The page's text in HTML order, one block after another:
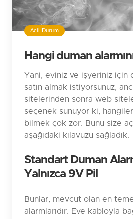
Acil Durum
Hangi duman
Yani, eviniz ve işyeriniz için
satın almak istiyorsunuz,
sitelerinden sonra web
seçenek sunuyor ki,
bilmek çok zor. Bunu size
aşağıdaki kılavuzu sağladık.
Standart Duman
Yalnızca 9V Pil
Bunlar, mevcut olan en
alarmlarıdır. Eve kabloyla